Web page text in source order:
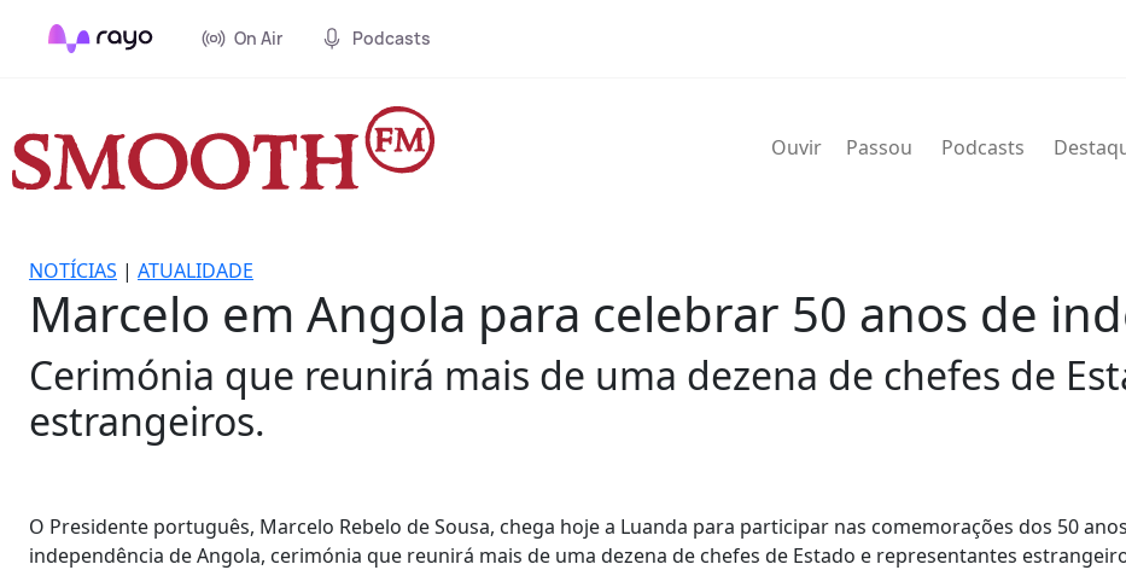
On Air Podcasts
Ouvir Passou Podcasts
NOTÍCIAS | ATUALIDADE
Marcelo em Angola para celebrar 50 anos de
Cerimónia que reunirá mais de uma dezena de chefes de
estrangeiros.
O Presidente português, Marcelo Rebelo de Sousa, chega hoje a Luanda para participar nas comemorações dos 50
independência de Angola, cerimónia que reunirá mais de uma dezena de chefes de Estado e representantes